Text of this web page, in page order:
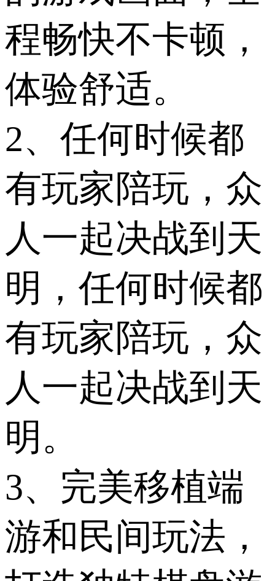
程畅快不卡顿，
体验舒适。
2、任何时候都
有玩家陪玩，众
人一起决战到天
明，任何时候都
有玩家陪玩，众
人一起决战到天
明。
3、完美移植端
游和民间玩法，